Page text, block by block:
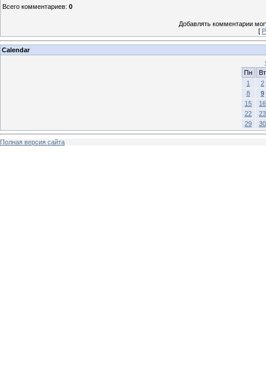
Всего комментариев: 0
Добавлять комментарии
[
Calendar
Пн
Вт
1
2
8
9
15
16
22
23
29
30
Полная версия сайта